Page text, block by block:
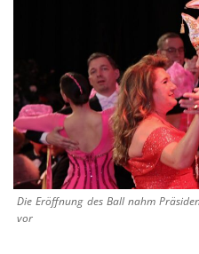
Die Eröffnung des Ball nahm
vor